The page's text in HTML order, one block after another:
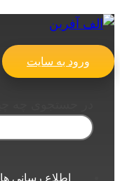
ورود به سایت
اطلاع رسانی ها